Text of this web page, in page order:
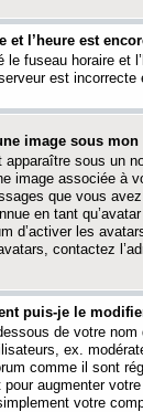
et l’heure est
fuseau horaire et
est
image sous
apparaître sous un
image associée à
que vous
en tant
d’activer les
contactez
puis-je le
de votre
ex.
comme il sont
augmenter
votre